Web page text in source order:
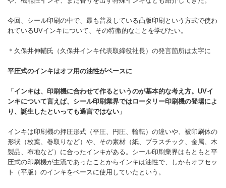
今回、シール印刷の中で、最も普及している凸版印刷という方式で使わ
れているUVインキについて、その特徴的なことを学びたい。
＊久保井伸輔氏（久保井インキ代表取締役社長）の発言箇所は太字に
平圧式のインキはオフ用の油性がベースに
「インキは、印刷機に合わせて作るというのが基本的な考え方。UVイ
ンキについて言えば、シール印刷業界ではロータリー印刷機の登場によ
り、誕生したといっても過言ではない」
インキは印刷機の押圧形式（平圧、円圧、輪転）の違いや、被印刷体の
形状（枚葉、巻取りなど）や、その素材（紙、プラスチック、金属、木
製品、布地など）に合ったインキがある。シール印刷業界はもともと平
圧式の印刷機が主流であったことからインキは油性で、しかもオフセッ
ト（平版）のインキをベースに使用していたという。